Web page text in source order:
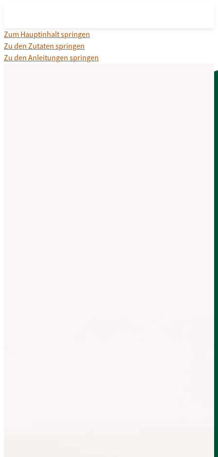
Zum Hauptinhalt springen
Zu den Zutaten springen
Zu den Anleitungen springen